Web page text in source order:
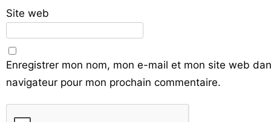
Site web
Enregistrer mon nom, mon e-mail et mon site web
navigateur pour mon prochain commentaire.